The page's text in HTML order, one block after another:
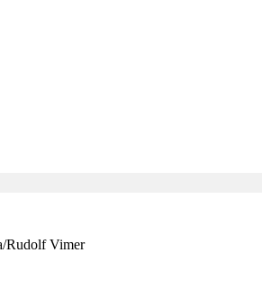
Rudolf Vimer